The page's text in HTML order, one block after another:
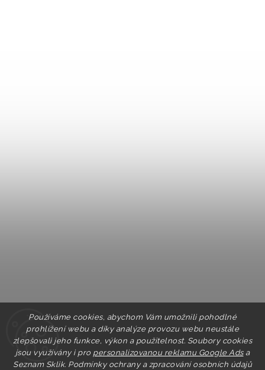
Používáme cookies, abychom Vám umožnili pohodlné
prohlížení webu a díky analýze provozu webu neustále
zlepšovali jeho funkce, výkon a použitelnost. Soubory cookies
jsou využívány i pro personalizovanou reklamu Google Adsa
Seznam Sklik. Podmínky ochrany a zpracování osobních údajů